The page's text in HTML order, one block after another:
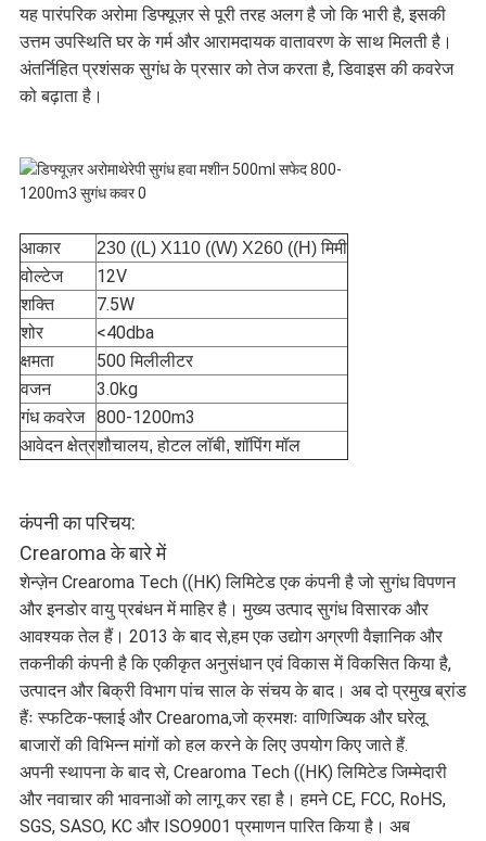
यह पारंपरिक अरोमा डिफ्यूज़र से पूरी तरह अलग है जो कि भारी है, इसकी
उत्तम उपस्थिति घर के गर्म और आरामदायक वातावरण के साथ मिलती है।
अंतर्निहित प्रशंसक सुगंध के प्रसार को तेज करता है, डिवाइस की कवरेज
को बढ़ाता है।
आकार 230 ((L) X110 ((W) X260 ((H) मिमी
वोल्टेज
12V
शक्ति
7.5W
शोर
<40dba
क्षमता
500 मिलीलीटर
वजन
3.0kg
गंध कवरेज 800-1200m3
आवेदन क्षेत्रशौचालय, होटल लॉबी, शॉपिंग मॉल
कंपनी का परिचय:
Crearoma के बारे में
शेन्ज़ेन Crearoma Tech ((HK) लिमिटेड एक कंपनी है जो सुगंध विपणन
और इनडोर वायु प्रबंधन में माहिर है। मुख्य उत्पाद सुगंध विसारक और
आवश्यक तेल हैं। 2013 के बाद से,हम एक उद्योग अग्रणी वैज्ञानिक और
तकनीकी कंपनी है कि एकीकृत अनुसंधान एवं विकास में विकसित किया है,
उत्पादन और बिक्री विभाग पांच साल के संचय के बाद। अब दो प्रमुख ब्रांड
हैंः स्फटिक-फ्लाई और Crearoma,जो क्रमशः वाणिज्यिक और घरेलू
बाजारों की विभिन्न मांगों को हल करने के लिए उपयोग किए जाते हैं.
अपनी स्थापना के बाद से, Crearoma Tech ((HK) लिमिटेड जिम्मेदारी
और नवाचार की भावनाओं को लागू कर रहा है। हमने CE, FCC, RoHS,
SGS, SASO, KC और ISO9001 प्रमाणन पारित किया है। अब